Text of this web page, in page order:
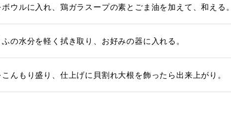
ウルに入れ、鶏ガラスープの素とごま油を加えて、和える。
の水分を軽く拭き取り、お好みの器に入れる。
んもり盛り、仕上げに貝割れ大根を飾ったら出来上がり。